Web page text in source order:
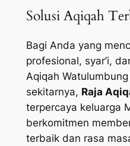
Solusi Aqiqah
Bagi Anda yang
profesional, syar’i,
Aqiqah
sekitarnya, Raja
terpercaya keluarga
berkomitmen
terbaik dan rasa